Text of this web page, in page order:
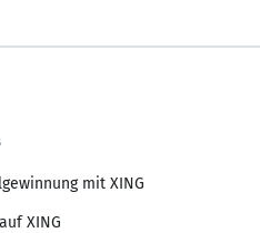
mit XING
XING